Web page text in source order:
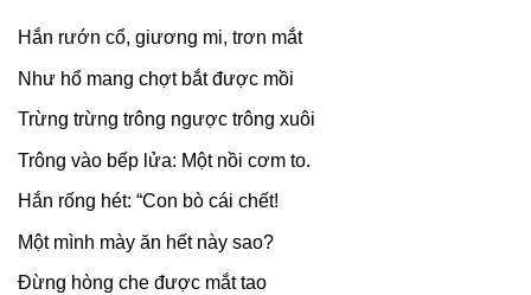
Hắn rướn cổ, giương mi, trơn mắt
Như hổ mang chợt bắt được mồi
Trừng trừng trông ngược trông xuôi
Trông vào bếp lửa: Một nồi cơm to.
Hắn rống hét: “Con bò cái chết!
Một mình mày ăn hết này sao?
Đừng hòng che được mắt tao